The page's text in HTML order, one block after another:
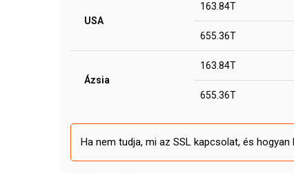
USA
163.84T
655.36T
Ázsia
163.84T
655.36T
Ha nem tudja, mi az SSL kapcsolat, és